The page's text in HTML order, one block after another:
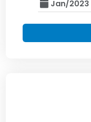
Jan/2023